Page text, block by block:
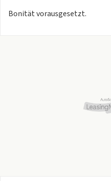
- 4-Wege-Lendenwirbelstütze
- Heckklappe elektrisch
- Lendenwirbelstütze
Bonität vorausgesetzt.